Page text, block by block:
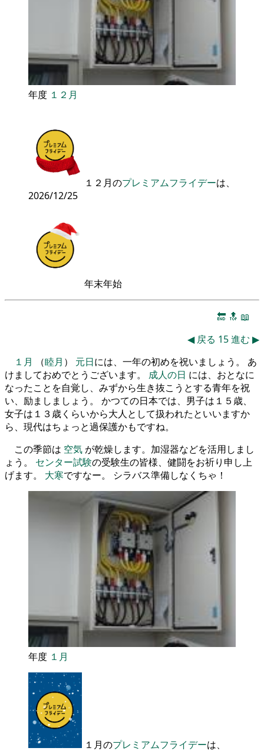
年度 １２月
１２月のプレミアムフライデーは、
2026/12/25
年末年始
🔚 🔝 📖
◀ 戻る 15進む ▶
１月
（睦月 ） 元日には、一年の初めを祝いましょう。 あ
けましておめでとうございます。 成人の日 には、おとなに
なったことを自覚し、みずから生き抜こうとする青年を祝
い、励ましましょう。 かつての日本では、男子は１５歳、
女子は１３歳くらいから大人として扱われたといいますか
ら、現代はちょっと過保護かもですね。
この季節は 空気 が乾燥します。加湿器などを活用しまし
ょう。 センター試験の受験生の皆様、健闘をお祈り申し上
げます。 大寒ですなー。 シラバス準備しなくちゃ！
年度 １月
１月のプレミアムフライデーは、